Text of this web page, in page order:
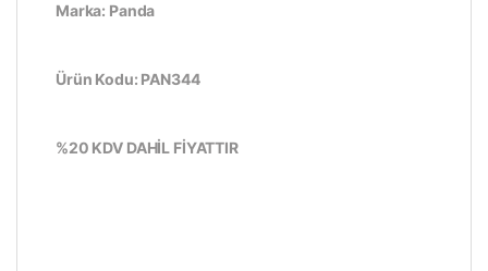
Marka: Panda
Ürün Kodu: PAN344
%20 KDV DAHİL FİYATTIR